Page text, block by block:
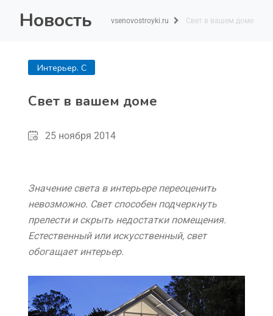
Новость vsenovostroyki.ru Свет в вашем доме
Интерьер. С
Свет в вашем доме
25 ноября 2014
Значение света в интерьере переоценить
невозможно. Свет способен подчеркнуть
прелести и скрыть недостатки помещения.
Естественный или искусственный, свет
обогащает интерьер.